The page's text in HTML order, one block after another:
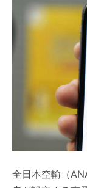
全日本空輸（